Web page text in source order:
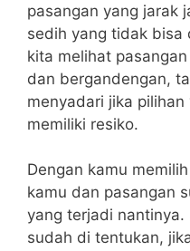
pasangan yang jarak
sedih yang tidak bisa
kita melihat
dan bergandengan,
menyadari jika
memiliki resiko.
Dengan kamu
kamu dan pasangan
yang terjadi
sudah di tentukan,